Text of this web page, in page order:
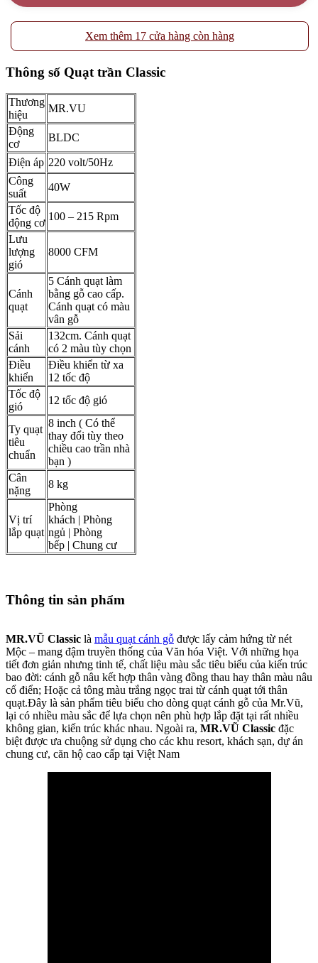
Xem thêm 17 cửa hàng còn hàng
Thông số Quạt trần Classic
Thương
hiệu
MR.VU
Động
cơ
BLDC
Điện áp 220 volt/50Hz
Công
suất
40W
Tốc độ
động cơ
100 – 215 Rpm
Lưu
lượng
gió
8000 CFM
Cánh
quạt
5 Cánh quạt làm
bằng gỗ cao cấp.
Cánh quạt có màu
vân gỗ
Sải
cánh
132cm. Cánh quạt
có 2 màu tùy chọn
Điều
khiển
Điều khiển từ xa
12 tốc độ
Tốc độ
gió
12 tốc độ gió
Ty quạt
tiêu
chuẩn
8 inch ( Có thể
thay đổi tùy theo
chiều cao trần nhà
bạn )
Cân
nặng
8 kg
Vị trí
lắp quạt
Phòng
khách | Phòng
ngủ | Phòng
bếp | Chung cư
Thông tin sản phẩm
MR.VŨ Classic là mẫu quạt cánh gỗ được lấy cảm hứng từ nét
Mộc – mang đậm truyền thống của Văn hóa Việt. Với những họa
tiết đơn giản nhưng tinh tế, chất liệu màu sắc tiêu biểu của kiến trúc
bao đời: cánh gỗ nâu kết hợp thân vàng đồng thau hay thân màu nâu
cổ điển; Hoặc cả tông màu trắng ngọc trai từ cánh quạt tới thân
quạt.Đây là sản phẩm tiêu biểu cho dòng quạt cánh gỗ của Mr.Vũ,
lại có nhiều màu sắc để lựa chọn nên phù hợp lắp đặt tại rất nhiều
không gian, kiến trúc khác nhau. Ngoài ra, MR.VŨ Classic đặc
biệt được ưa chuộng sử dụng cho các khu resort, khách sạn, dự án
chung cư, căn hộ cao cấp tại Việt Nam